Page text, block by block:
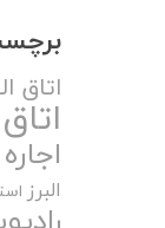
اتاق
البرز